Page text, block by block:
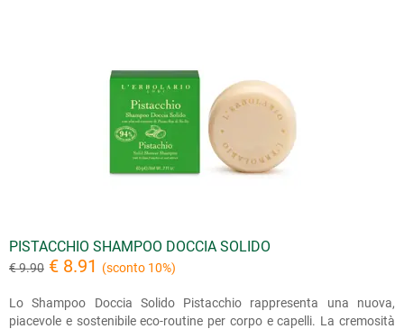
PISTACCHIO SHAMPOO DOCCIA SOLIDO
€ 9.90 € 8.91 (sconto 10%)
Lo Shampoo Doccia Solido Pistacchio rappresenta una nuova,
piacevole e sostenibile eco-routine per corpo e capelli. La cremosità